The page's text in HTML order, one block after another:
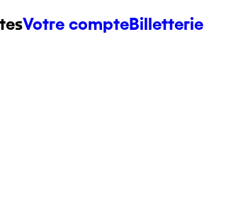
Votre compteBilletterie